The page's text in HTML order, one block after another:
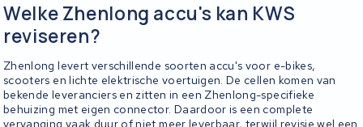
Welke Zhenlong accu's kan KWS
reviseren?
Zhenlong levert verschillende soorten accu's voor e-bikes,
scooters en lichte elektrische voertuigen. De cellen komen van
bekende leveranciers en zitten in een Zhenlong-specifieke
behuizing met eigen connector. Daardoor is een complete
vervanging vaak duur of niet meer leverbaar, terwijl revisie wel een